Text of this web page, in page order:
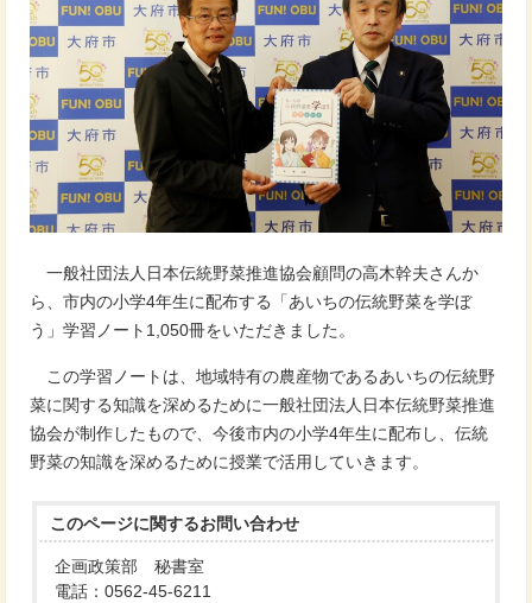
一般社団法人日本伝統野菜推進協会顧問の高木幹夫さんか
ら、市内の小学4年生に配布する「あいちの伝統野菜を学ぼ
う」学習ノート1,050冊をいただきました。
この学習ノートは、地域特有の農産物であるあいちの伝統野
菜に関する知識を深めるために一般社団法人日本伝統野菜推進
協会が制作したもので、今後市内の小学4年生に配布し、伝統
野菜の知識を深めるために授業で活用していきます。
このページに関するお問い合わせ
企画政策部 秘書室
電話：0562-45-6211